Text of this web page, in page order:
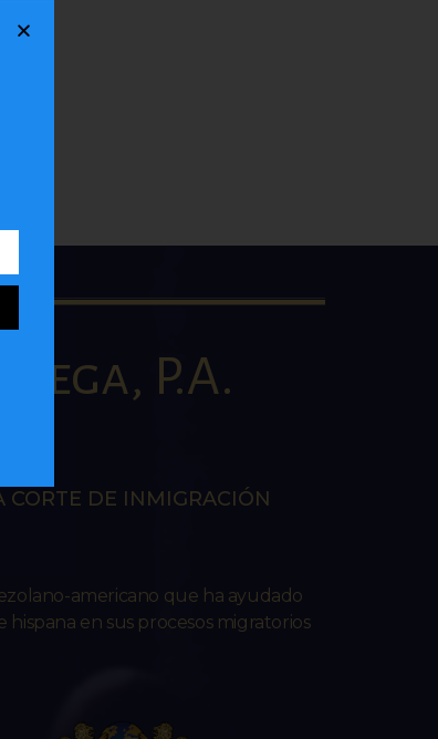
P.A.
CORTE DE INMIGRACIÓN
americano que ha ayudado
en sus procesos migratorios